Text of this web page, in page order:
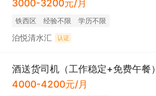
3000-3200元/月
铁西区 经验不限 学历不限
泊悦清水汇 认证
酒送货司机（工作稳定+免费午餐）
4000-4200元/月